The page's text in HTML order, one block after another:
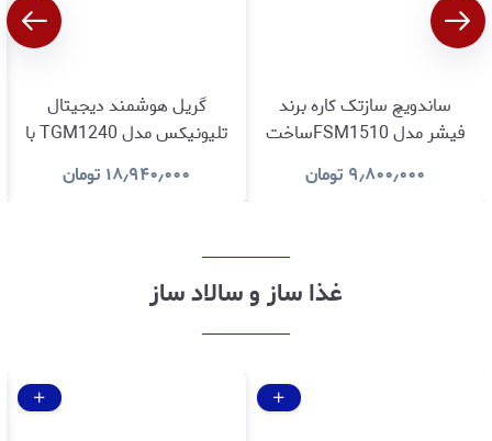
ساندویچ سازتک کاره برند
فیشر مدل FSM1510ساخت
المان با ۱ سال گارانتی طلایی
تعویض و دوسال گارانتی
۹٫۸۰۰٫۰۰۰ تومان
گریل‌ هوشمند دیجیتال
تلیونیکس مدل TGM1240 با
گارانتی اصالت و سلامت کالا
۱۸٫۹۴۰٫۰۰۰ تومان
غذا ساز و سالاد ساز